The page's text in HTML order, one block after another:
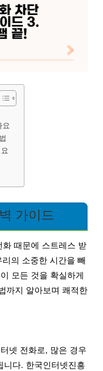
요
가이드
때문에 스트레스 받
의 소중한 시간을 빼
모든 것을 확실하게
까지 알아보며 쾌적한
넷 전화로, 많은 경우
니다. 한국인터넷진흥